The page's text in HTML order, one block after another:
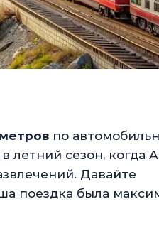
по
летний сезон, когда
Давайте
поездка была